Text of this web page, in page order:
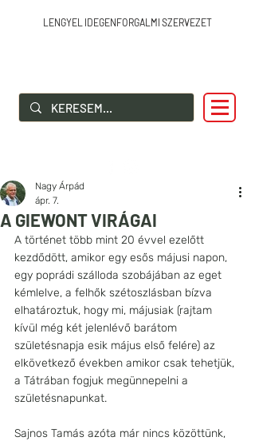
LENGYEL IDEGENFORGALMI SZERVEZET
SZIA LENGYELORSZÁG!
A GIEWONT VIRÁGAI
Nagy Árpád
ápr. 7.
A történet több mint 20 évvel ezelőtt
kezdődött, amikor egy esős májusi napon,
egy poprádi szálloda szobájában az eget
kémlelve, a felhők szétoszlásban bízva
elhatároztuk, hogy mi, májusiak (rajtam
kívül még két jelenlévő barátom
születésnapja esik május első felére) az
elkövetkező években amikor csak tehetjük,
a Tátrában fogjuk megünnepelni a
születésnapunkat.
Sajnos Tamás azóta már nincs közöttünk,